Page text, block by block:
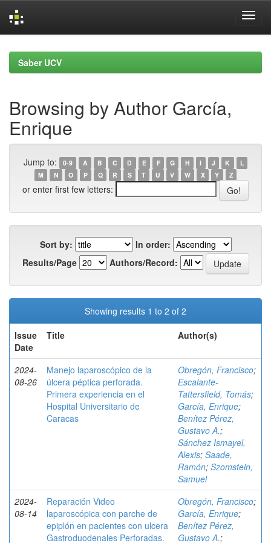
navigationSaber UCV
Browsing by Author García,
Enrique
Jump to: 0-9 A B C D E F G H I J K
L
M
N O P Q R S T U V W X Y Z
or enter first few letters:
Sort by:
In order:
Results/Page
Authors/Record:
Showing results 1 to 2 of 2
Issue
Date
Title Author(s)
2024-
08-26
Manejo laparoscópico de la
úlcera péptica perforada.
Primera experiencia en el
Hospital Universitario de
Caracas
Obregón, Francisco;
Escalante-
Tattersfield, Tomás;
García, Enrique;
Benítez Pérez,
Gustavo A.;
Sánchez Ismayel,
Alexis; Saade,
Ramón; Szomstein,
Samuel
2024-
08-14
Reparación Video
laparoscópica con parche de
epiplón en pacientes con ulcera
Gastroduodenales Perforadas.
Obregón, Francisco;
García, Enrique;
Benítez Pérez,
Gustavo A.;